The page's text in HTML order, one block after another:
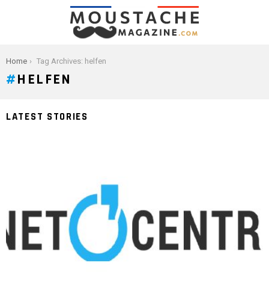
You are here:
Home Tag Archives: helfen
HELFEN
LATEST STORIES